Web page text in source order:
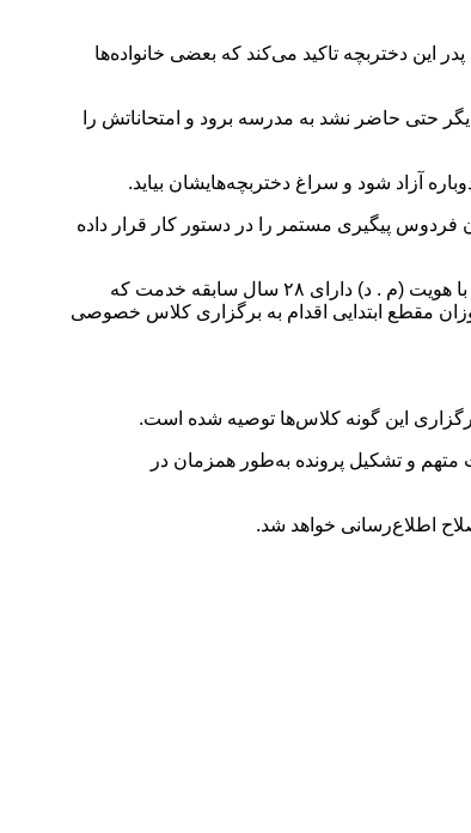
این دختربچه‌ تاکید می‌کند که بعضی خانواده‌ها
حتی حاضر نشد به مدرسه برود و امتحاناتش را
پیگیری مستمر را در دستور کار قرار داده
"سید علیرضا موسوی‌نژاد" در پی انتشار خبر آزار جنسی دانش‌آموزان توسط معلم مرد ۵۵ ساله در فردوس، افزود: اردیبهشت ماه سال جاری فردی با هویت (م . د) دارای ۲۸ سال سابقه خدمت که
مقطع ابتدایی اقدام به برگزاری کلاس خصوصی
این گونه کلاس‌ها توصیه شده است.
متهم و تشکیل پرونده به‌طور همزمان در
اطلاع‌رسانی خواهد شد.